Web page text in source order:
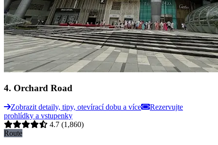
4. Orchard Road
Zobrazit detaily, tipy, otevírací dobu a více
Rezervujte
prohlídky a vstupenky
4.7 (1,860)
Route